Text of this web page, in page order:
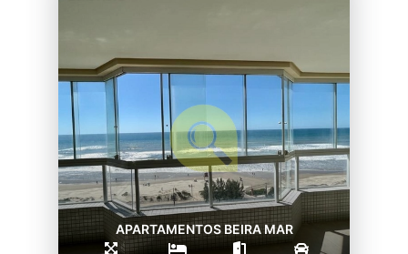
APARTAMENTOS BEIRA MAR